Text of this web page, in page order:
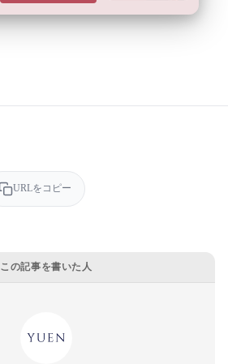
URLをコピー
この記事を書いた人